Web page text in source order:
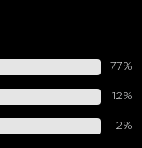
77%
12%
2%